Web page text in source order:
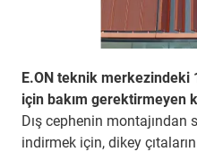
E.ON teknik merkezindeki
için bakım gerektirmeyen
Dış cephenin montajından
indirmek için, dikey